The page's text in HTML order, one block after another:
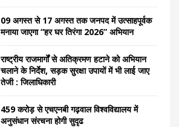
09 अगस्त से 17 अगस्त तक जनपद में उत्साहपूर्वक
मनाया जाएगा “हर घर तिरंगा 2026” अभियान
राष्ट्रीय राजमार्गों से अतिक्रमण हटाने को अभियान
चलाने के निर्देश, सड़क सुरक्षा उपायों में भी लाई जाए
तेजी : जिलाधिकारी
459 करोड़ से एचएनबी गढ़वाल विश्वविद्यालय में
अनुसंधान संरचना होगी सुदृढ